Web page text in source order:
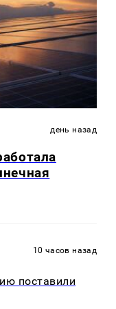
день назад
10 часов назад
поставили